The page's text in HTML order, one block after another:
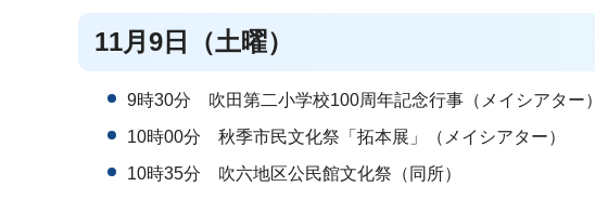
11月9日（土曜）
9時30分 吹田第二小学校100周年記念行事（メイシアター）
10時00分 秋季市民文化祭「拓本展」（メイシアター）
10時35分 吹六地区公民館文化祭（同所）